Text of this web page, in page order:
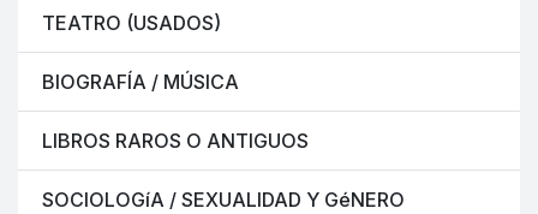
TEATRO (USADOS)
BIOGRAFÍA / MÚSICA
LIBROS RAROS O ANTIGUOS
SOCIOLOGíA / SEXUALIDAD Y GéNERO